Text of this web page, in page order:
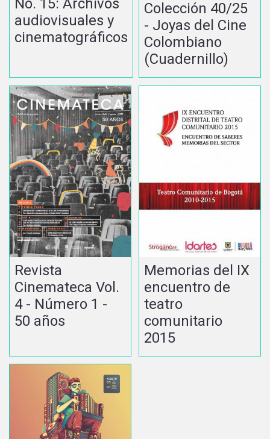
No. 15: Archivos
audiovisuales y
cinematográficos
Colección 40/25
- Joyas del Cine
Colombiano
(Cuadernillo)
Revista
Cinemateca Vol.
4 - Número 1 -
50 años
Memorias del IX
encuentro de
teatro
comunitario
2015